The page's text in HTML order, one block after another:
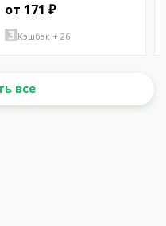
от 171 ₽
Кэшбэк + 26
все